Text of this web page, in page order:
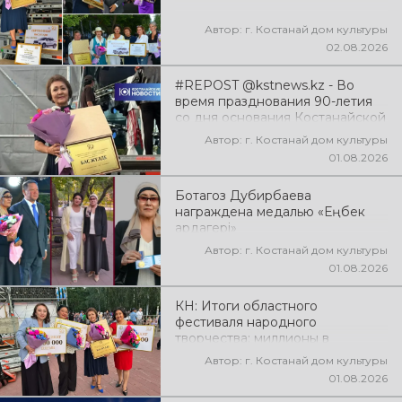
Автор: г. Костанай дом культуры
02.08.2026
#REPOST @kstnews.kz - Во
время празднования 90-летия
со дня основания Костанайской
области подвели итоги 38-го
фестиваля самодеятельного
Автор: г. Костанай дом культуры
01.08.2026
Ботагоз Дубирбаева
награждена медалью «Еңбек
ардагері»
Автор: г. Костанай дом культуры
01.08.2026
КН: Итоги областного
фестиваля народного
творчества: миллионы в
культуруАвтор: г. Костанай дом культуры
01.08.2026